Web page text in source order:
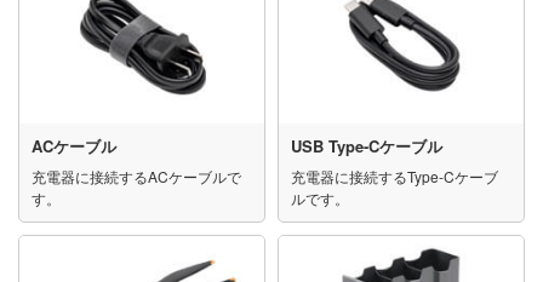
ACケーブル
充電器に接続するACケーブルで
す。
USB Type-Cケーブル
充電器に接続するType-Cケーブ
ルです。